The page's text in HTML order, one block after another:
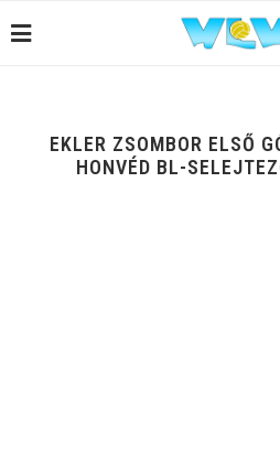
EKLER ZSOMBOR ELSŐ
HONVÉD BL-